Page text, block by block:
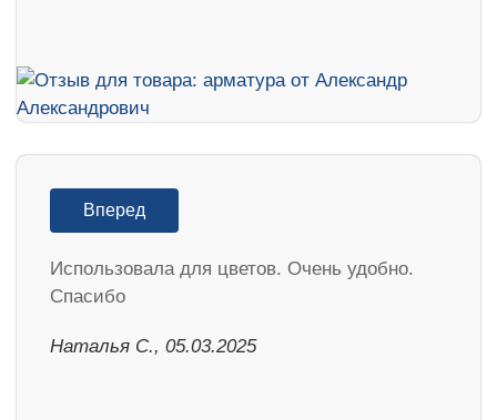
Вперед
Использовала для цветов. Очень удобно.
Спасибо
Наталья С., 05.03.2025